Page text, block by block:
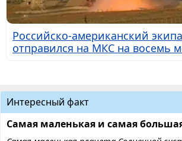
Российско-американский
отправился на МКС на восемь
Интересный факт
Самая маленькая и самая